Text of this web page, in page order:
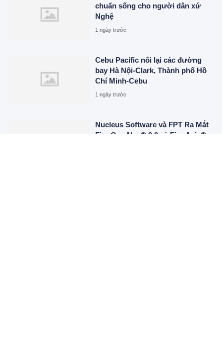
chuẩn sống cho người dân xứ
Nghệ
1 ngày trước
Cebu Pacific nối lại các đường
bay Hà Nội-Clark, Thành phố Hồ
Chí Minh-Cebu
1 ngày trước
Nucleus Software và FPT Ra Mắt
FinnOne Neo® 9.0 và FinnAxia®